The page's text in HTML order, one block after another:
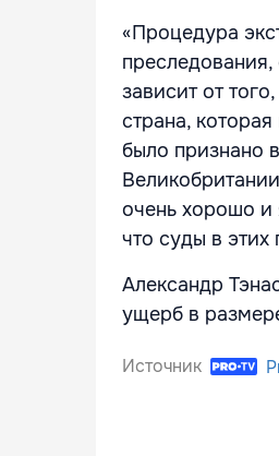
«Процедура
зависит от
страна,
было признано
очень хорошо и
что суды в
Александр
ущерб в
Источник